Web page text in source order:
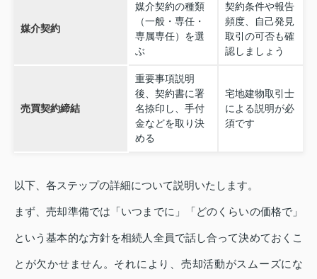
媒介契約
媒介契約の種類
（一般・専任・
専属専任）を選
ぶ
契約条件や報告
頻度、自己発見
取引の可否も確
認しましょう
売買契約締結
重要事項説明
後、契約書に署
名捺印し、手付
金などを取り決
める
宅地建物取引士
による説明が必
須です
以下、各ステップの詳細について説明いたします。
まず、売却準備では「いつまでに」「どのくらいの価格で」
という基本的な方針を相続人全員で話し合って決めておくこ
とが欠かせません。それにより、売却活動がスムーズにな